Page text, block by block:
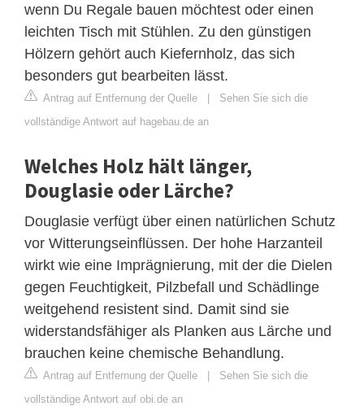
wenn Du Regale bauen möchtest oder einen
leichten Tisch mit Stühlen. Zu den günstigen
Hölzern gehört auch Kiefernholz, das sich
besonders gut bearbeiten lässt.
Antrag auf Entfernung der Quelle | Sehen Sie sich die
vollständige Antwort auf hagebau.de an
Welches Holz hält länger,
Douglasie oder Lärche?
Douglasie verfügt über einen natürlichen Schutz
vor Witterungseinflüssen. Der hohe Harzanteil
wirkt wie eine Imprägnierung, mit der die Dielen
gegen Feuchtigkeit, Pilzbefall und Schädlinge
weitgehend resistent sind. Damit sind sie
widerstandsfähiger als Planken aus Lärche und
brauchen keine chemische Behandlung.
Antrag auf Entfernung der Quelle | Sehen Sie sich die
vollständige Antwort auf obi.de an